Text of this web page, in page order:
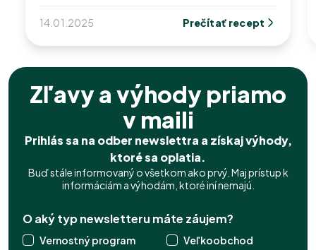
14.01.2025 Prečítať recept
Zľavy a výhody priamo
v maili
Prihlás sa na odber newslettra a získaj výhody,
ktoré sa oplatia.
Buď stále informovaný o všetkom ako prvý. Maj prístup k
informáciám a výhodám, ktoré iní nemajú.
O aký typ newsletteru máte záujem?
Vernostný program
Veľkoobchod